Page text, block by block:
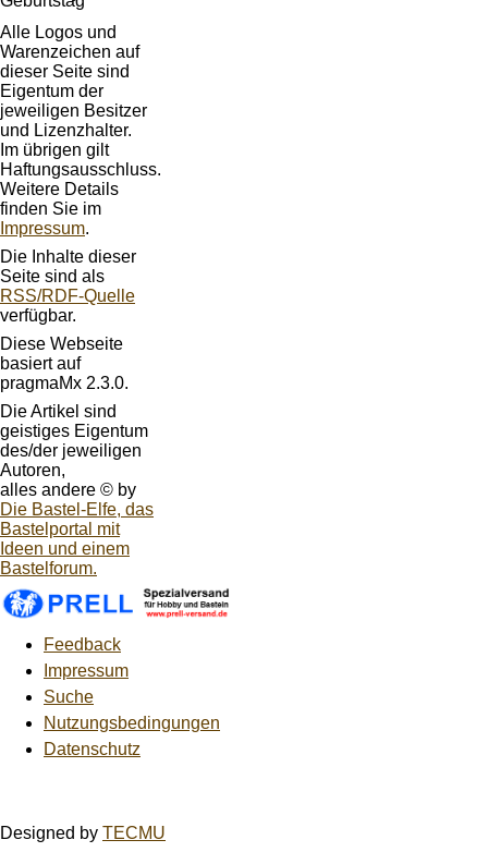
Alle Logos und
Warenzeichen auf
dieser Seite sind
Eigentum der
jeweiligen Besitzer
und Lizenzhalter.
Im übrigen gilt
Haftungsausschluss.
Weitere Details
finden Sie im
Impressum.
Die Inhalte dieser
Seite sind als
RSS/RDF-Quelle
verfügbar.
Diese Webseite
basiert auf
pragmaMx 2.3.0.
Die Artikel sind
geistiges Eigentum
des/der jeweiligen
Autoren,
alles andere © by
Die Bastel-Elfe, das
Bastelportal mit
Ideen und einem
Bastelforum.
Feedback
Impressum
Suche
Nutzungsbedingungen
Datenschutz
Designed by TECMU